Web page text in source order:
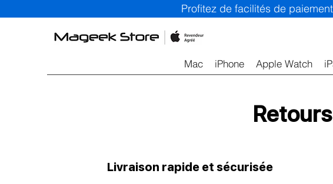
Profitez de facilités de
Mac iPhone Apple Watch
Livraison rapide et sécurisée